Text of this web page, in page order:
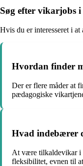
Søg efter vikarjobs
Hvis du er interesseret i
Hvordan finder
Der er flere måder at
pædagogiske
Hvad indebærer
At være tilkaldevikar i
fleksibilitet, evnen til